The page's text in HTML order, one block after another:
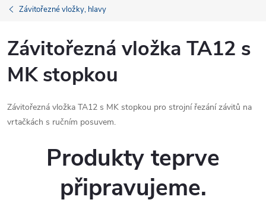
Závitořezné vložky, hlavy
Závitořezná vložka TA12 s
MK stopkou
Závitořezná vložka TA12 s MK stopkou pro strojní řezání závitů na
vrtačkách s ručním posuvem.
Produkty teprve
připravujeme.